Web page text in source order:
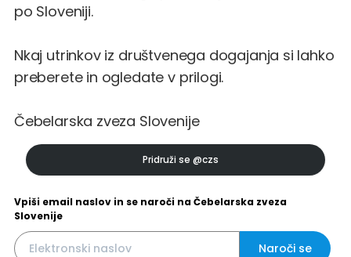
po Sloveniji.
Nkaj utrinkov iz društvenega dogajanja si lahko
preberete in ogledate v prilogi.
Čebelarska zveza Slovenije
Pridruži se @czs
Vpiši email naslov in se naroči na Čebelarska zveza
Slovenije
Naroči se